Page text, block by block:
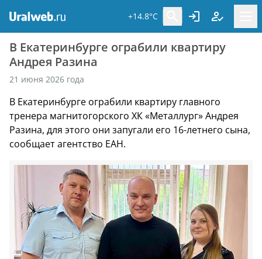
+14.8°C
В Екатеринбурге ограбили квартиру
Андрея Разина
21 июня 2026 года
В Екатеринбурге ограбили квартиру главного
тренера магнитогорского ХК «Металлург» Андрея
Разина, для этого они запугали его 16-летнего сына,
сообщает агентство ЕАН.